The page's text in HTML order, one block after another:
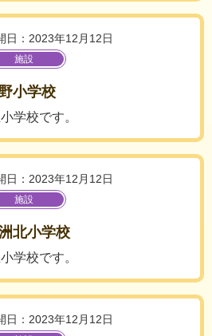
日：2023年12月12日
施設
小学校
学校です。
日：2023年12月12日
施設
北小学校
学校です。
日：2023年12月12日